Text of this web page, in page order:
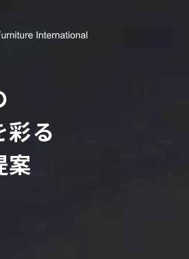
彩る
案